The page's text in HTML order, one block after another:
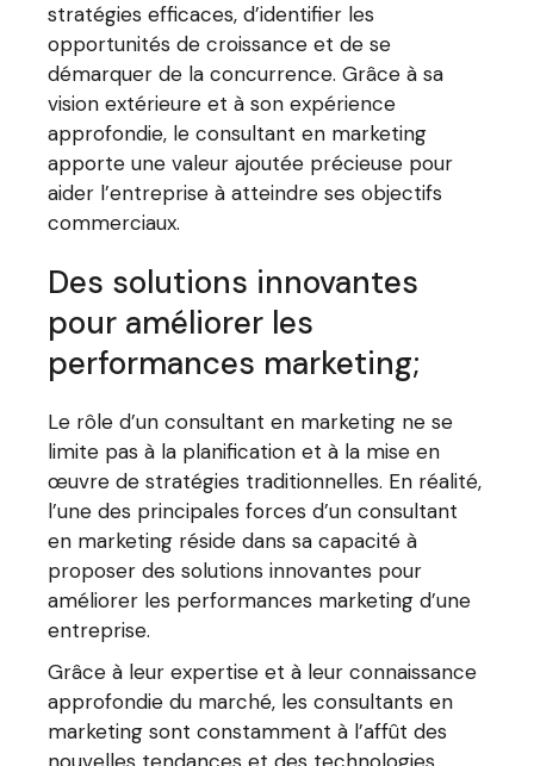
stratégies efficaces, d’identifier les
opportunités de croissance et de se
démarquer de la concurrence. Grâce à sa
vision extérieure et à son expérience
approfondie, le consultant en marketing
apporte une valeur ajoutée précieuse pour
aider l’entreprise à atteindre ses objectifs
commerciaux.
Des solutions innovantes
pour améliorer les
performances marketing;
Le rôle d’un consultant en marketing ne se
limite pas à la planification et à la mise en
œuvre de stratégies traditionnelles. En réalité,
l’une des principales forces d’un consultant
en marketing réside dans sa capacité à
proposer des solutions innovantes pour
améliorer les performances marketing d’une
entreprise.
Grâce à leur expertise et à leur connaissance
approfondie du marché, les consultants en
marketing sont constamment à l’affût des